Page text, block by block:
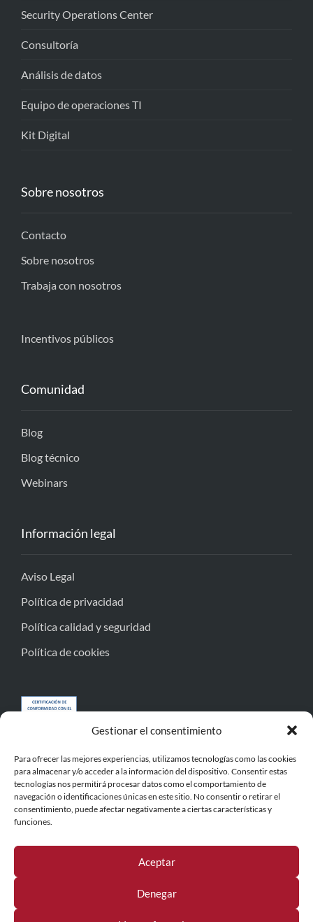
Gestionar el consentimiento
Para ofrecer las mejores experiencias, utilizamos tecnologías como las cookies
para almacenar y/o acceder a la información del dispositivo. Consentir estas
tecnologías nos permitirá procesar datos como el comportamiento de
navegación o identificaciones únicas en este sitio. No consentir o retirar el
consentimiento, puede afectar negativamente a ciertas características y
funciones.
Aceptar
Denegar
Security Operations Center
Consultoría
Análisis de datos
Equipo de operaciones TI
Kit Digital
Sobre nosotros
Contacto
Sobre nosotros
Trabaja con nosotros
Incentivos públicos
Comunidad
Blog
Blog técnico
Webinars
Información legal
Aviso Legal
Política de privacidad
Política calidad y seguridad
Política de cookies